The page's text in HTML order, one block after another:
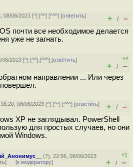
08/06/2023 [^] [^^] [^^^] [ответить]
+ / –
почти все необходимое делается
уже не загнать.
06/2023 [^] [^^] [^^^] [ответить]
+2
+ / –
направлении ... Или через
08/06/2023 [^] [^^] [^^^] [ответить]
+ / –
XP не заглядывал. PowerShell
для простых случаев, но они
Windows.
(?), 22:56, 08/06/2023
] [к модератору]
+1
+ / –